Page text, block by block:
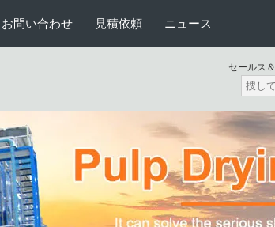
お問い合わせ 見積依頼 ニュース
セールス
ト・コイル ペーパーウェ